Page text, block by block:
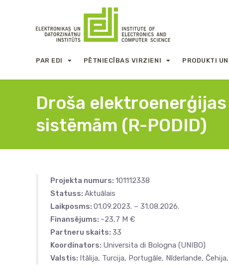
PAR EDI PĒTNIECĪBAS VIRZIENI PRODUKTI
Droša
sistēmām (R-PODID)
Projekta numurs: 101112338
Statuss: Aktuālais
Laikposms: 01.09.2023. – 31.08.2026.
Finansējums: ~23,7 M €
Partneru skaits: 33
Koordinators: Universita di Bologna (UNIBO)
Valstis: Itālija, Turcija, Portugāle, Nīderlande,